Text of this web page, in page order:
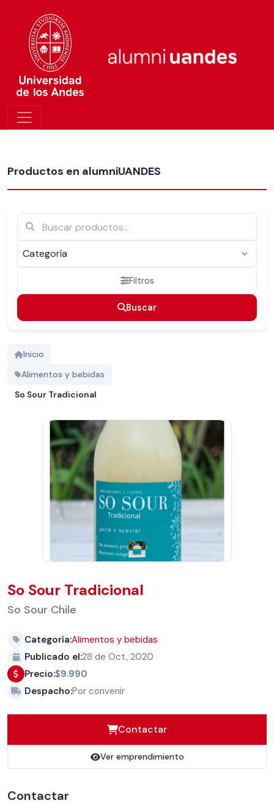
Productos en alumniUANDES
Filtros
Buscar
Inicio
Alimentos y bebidas
So Sour Tradicional
So Sour Tradicional
So Sour Chile
Categoría:Alimentos y bebidas
Publicado el:28 de Oct, 2020
Precio:$9.990
Despacho:Por convenir
Contactar
Ver emprendimiento
Contactar